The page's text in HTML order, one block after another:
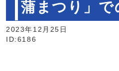
蒲まつり」で
2023年12月25日
ID:6186